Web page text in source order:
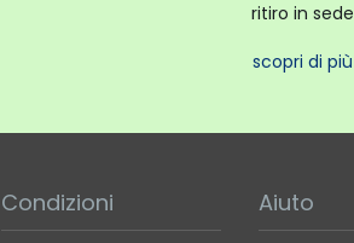
ritiro in sede
scopri di più
Condizioni Aiuto